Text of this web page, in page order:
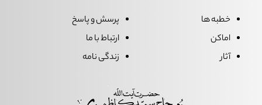
خطبه ها
اماکن
آثار
پرسش و پاسخ
ارتباط با ما
زندگی نامه